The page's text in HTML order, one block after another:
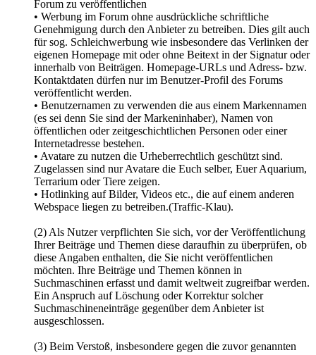
Forum zu veröffentlichen
• Werbung im Forum ohne ausdrückliche schriftliche
Genehmigung durch den Anbieter zu betreiben. Dies gilt auch
für sog. Schleichwerbung wie insbesondere das Verlinken der
eigenen Homepage mit oder ohne Beitext in der Signatur oder
innerhalb von Beiträgen. Homepage-URLs und Adress- bzw.
Kontaktdaten dürfen nur im Benutzer-Profil des Forums
veröffentlicht werden.
• Benutzernamen zu verwenden die aus einem Markennamen
(es sei denn Sie sind der Markeninhaber), Namen von
öffentlichen oder zeitgeschichtlichen Personen oder einer
Internetadresse bestehen.
• Avatare zu nutzen die Urheberrechtlich geschützt sind.
Zugelassen sind nur Avatare die Euch selber, Euer Aquarium,
Terrarium oder Tiere zeigen.
• Hotlinking auf Bilder, Videos etc., die auf einem anderen
Webspace liegen zu betreiben.(Traffic-Klau).
(2) Als Nutzer verpflichten Sie sich, vor der Veröffentlichung
Ihrer Beiträge und Themen diese daraufhin zu überprüfen, ob
diese Angaben enthalten, die Sie nicht veröffentlichen
möchten. Ihre Beiträge und Themen können in
Suchmaschinen erfasst und damit weltweit zugreifbar werden.
Ein Anspruch auf Löschung oder Korrektur solcher
Suchmaschineneinträge gegenüber dem Anbieter ist
ausgeschlossen.
(3) Beim Verstoß, insbesondere gegen die zuvor genannten